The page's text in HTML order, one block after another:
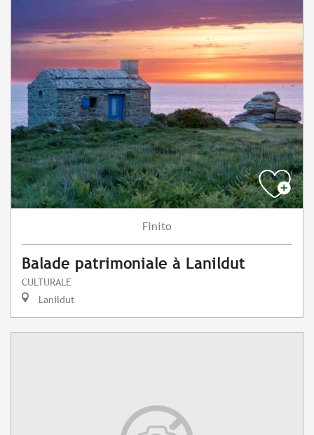
Finito
Balade patrimoniale à Lanildut
CULTURALE
Lanildut